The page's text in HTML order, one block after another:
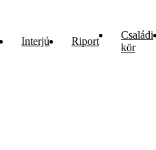
Interjú Riport
Családi
kör